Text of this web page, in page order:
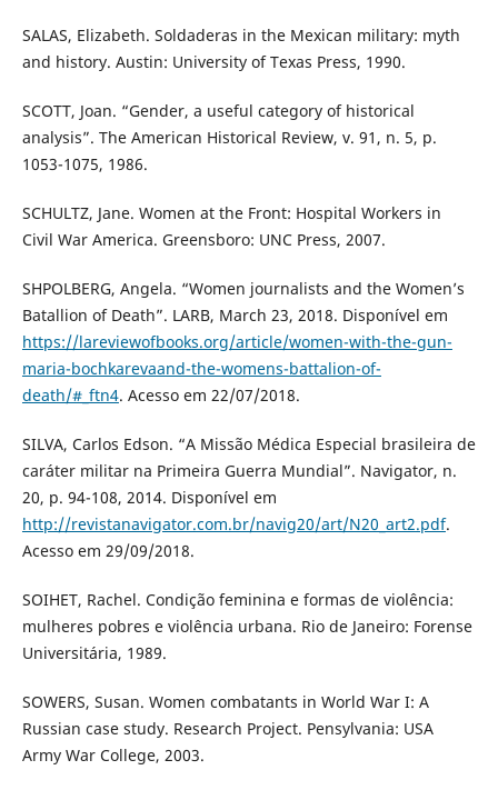
SALAS, Elizabeth. Soldaderas in the Mexican military: myth
and history. Austin: University of Texas Press, 1990.
SCOTT, Joan. “Gender, a useful category of historical
analysis”. The American Historical Review, v. 91, n. 5, p.
1053-1075, 1986.
SCHULTZ, Jane. Women at the Front: Hospital Workers in
Civil War America. Greensboro: UNC Press, 2007.
SHPOLBERG, Angela. “Women journalists and the Women’s
Batallion of Death”. LARB, March 23, 2018. Disponível em
https://lareviewofbooks.org/article/women-with-the-gun-
maria-bochkarevaand-the-womens-battalion-of-
death/#_ftn4. Acesso em 22/07/2018.
SILVA, Carlos Edson. “A Missão Médica Especial brasileira de
caráter militar na Primeira Guerra Mundial”. Navigator, n.
20, p. 94-108, 2014. Disponível em
http://revistanavigator.com.br/navig20/art/N20_art2.pdf.
Acesso em 29/09/2018.
SOIHET, Rachel. Condição feminina e formas de violência:
mulheres pobres e violência urbana. Rio de Janeiro: Forense
Universitária, 1989.
SOWERS, Susan. Women combatants in World War I: A
Russian case study. Research Project. Pensylvania: USA
Army War College, 2003.